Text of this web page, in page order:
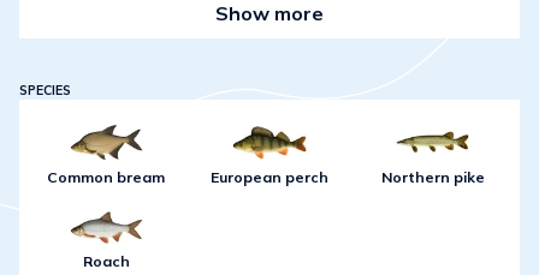
Show more
SPECIES
Common bream European perch Northern pike
Roach